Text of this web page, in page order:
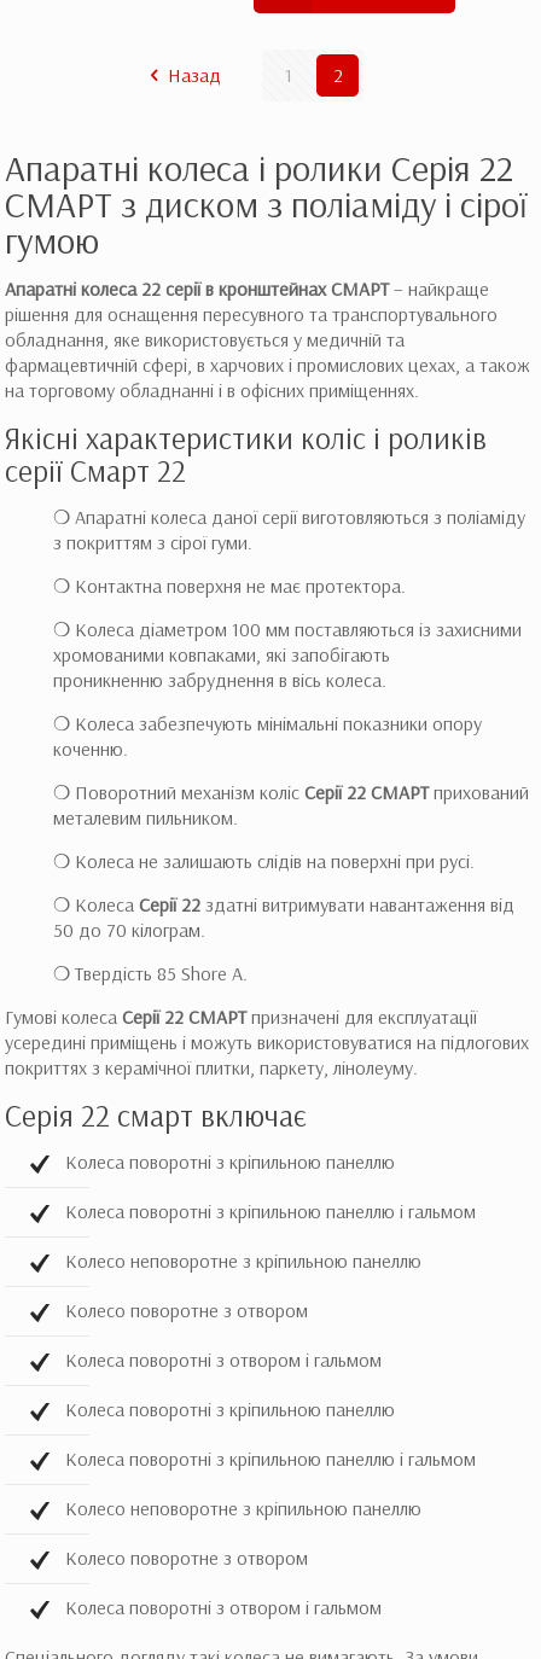
Назад 1 2
Апаратні колеса і ролики Серія 22
СМАРТ з диском з поліаміду і сірої
гумою
Апаратні колеса 22 серії в кронштейнах СМАРТ– найкраще
рішення для оснащення пересувного та транспортувального
обладнання, яке використовується у медичній та
фармацевтичній сфері, в харчових і промислових цехах, а також
на торговому обладнанні і в офісних приміщеннях.
Якісні характеристики коліс і роликів
серії Смарт 22
❍ Апаратні колеса даної серії виготовляються з поліаміду
з покриттям з сірої гуми.
❍ Контактна поверхня не має протектора.
❍ Колеса діаметром 100 мм поставляються із захисними
хромованими ковпаками, які запобігають
проникненню забруднення в вісь колеса.
❍ Колеса забезпечують мінімальні показники опору
коченню.
❍ Поворотний механізм коліс Серії 22 СМАРТприхований
металевим пильником.
❍ Колеса не залишають слідів на поверхні при русі.
❍ КолесаСерії 22 здатні витримувати навантаження від
50 до 70 кілограм.
❍ Твердість 85 Shore A.
Гумові колесаСерії 22 СМАРТпризначені для експлуатації
усередині приміщень і можуть використовуватися на підлогових
покриттях з керамічної плитки, паркету, лінолеуму.
Серія 22 смарт включає
Колеса поворотні з кріпильною панеллю
Колеса поворотні з кріпильною панеллю і гальмом
Колесо неповоротне з кріпильною панеллю
Колесо поворотне з отвором
Колеса поворотні з отвором і гальмом
Колеса поворотні з кріпильною панеллю
Колеса поворотні з кріпильною панеллю і гальмом
Колесо неповоротне з кріпильною панеллю
Колесо поворотне з отвором
Колеса поворотні з отвором і гальмом